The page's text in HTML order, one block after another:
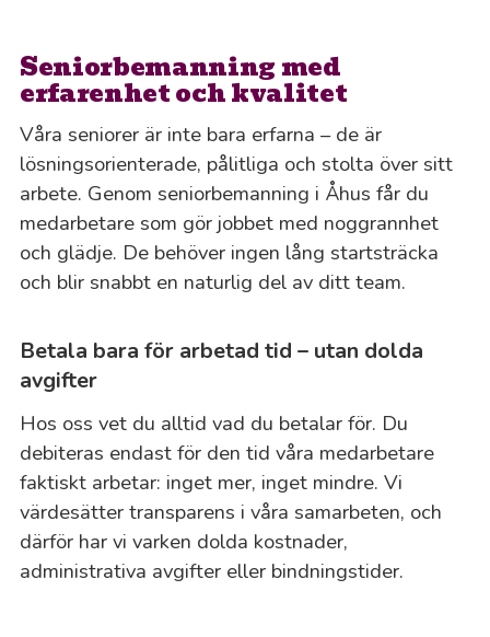
Seniorbemanning med
erfarenhet och kvalitet
Våra seniorer är inte bara erfarna – de är
lösningsorienterade, pålitliga och stolta över sitt
arbete. Genom seniorbemanning i Åhus får du
medarbetare som gör jobbet med noggrannhet
och glädje. De behöver ingen lång startsträcka
och blir snabbt en naturlig del av ditt team.
Betala bara för arbetad tid – utan dolda
avgifter
Hos oss vet du alltid vad du betalar för. Du
debiteras endast för den tid våra medarbetare
faktiskt arbetar: inget mer, inget mindre. Vi
värdesätter transparens i våra samarbeten, och
därför har vi varken dolda kostnader,
administrativa avgifter eller bindningstider.